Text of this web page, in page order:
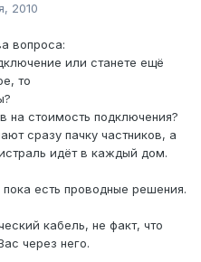
2010
вопроса:
или станете ещё
то
на стоимость подключения?
сразу пачку частников, а
идёт в каждый дом.
есть проводные решения.
кабель, не факт, что
через него.